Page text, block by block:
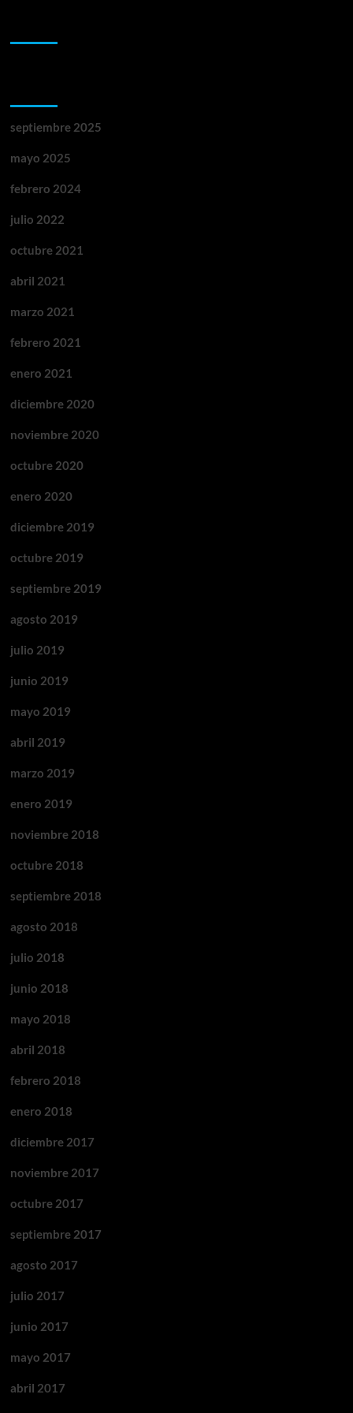
septiembre 2025
mayo 2025
febrero 2024
julio 2022
octubre 2021
abril 2021
marzo 2021
febrero 2021
enero 2021
diciembre 2020
noviembre 2020
octubre 2020
enero 2020
diciembre 2019
octubre 2019
septiembre 2019
agosto 2019
julio 2019
junio 2019
mayo 2019
abril 2019
marzo 2019
enero 2019
noviembre 2018
octubre 2018
septiembre 2018
agosto 2018
julio 2018
junio 2018
mayo 2018
abril 2018
febrero 2018
enero 2018
diciembre 2017
noviembre 2017
octubre 2017
septiembre 2017
agosto 2017
julio 2017
junio 2017
mayo 2017
abril 2017